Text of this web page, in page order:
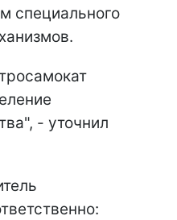
специального
- уточнил